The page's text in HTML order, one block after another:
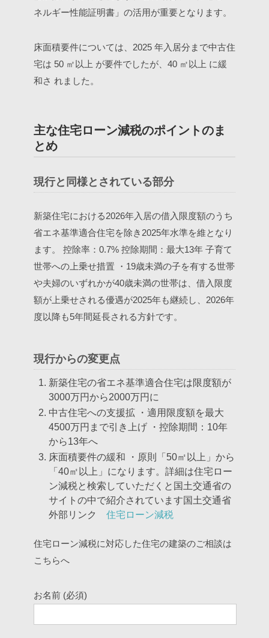
ネルギー性能証明書」の活用が重要となります。
床面積要件については、2025 年入居分まで中古住
宅は 50 ㎡以上 が要件でしたが、40 ㎡以上 に緩
和さ れました。
主な住宅ローン減税のポイントのま
とめ
︎現行と同様とされている部分
新築住宅における2026年入居の借入限度額のうち
省エネ基準適合住宅を除き2025年水準を維となり
ます。
控除率：0.7% 控除期間：最大13年 子育て
世帯への上乗せ措置 ・19歳未満の子を有する世帯
や夫婦のいずれかが40歳未満の世帯は、借入限度
額が上乗せされる優遇が2025年も継続し、2026年
度以降も5年間延長される方針です。
︎現行からの変更点
新築住宅の省エネ基準適合住宅は限度額が
3000万円から2000万円に
中古住宅への支援拡 ・適用限度額を最大
4500万円まで引き上げ ・控除期間：10年
から13年へ
床面積要件の緩和 ・原則「50㎡以上」から
「40㎡以上」になります。詳細は住宅ロー
ン減税と検索していただくと国土交通省の
サイトの中で紹介されています国土交通省
外部リンク 住宅ローン減税
住宅ローン減税に対応した住宅の建築のご相談は
こちらへ
お名前 (必須)